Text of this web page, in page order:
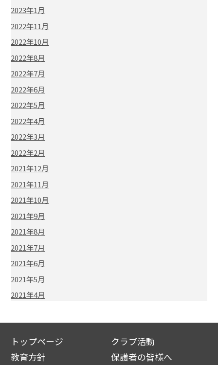
2023年1月
2022年11月
2022年10月
2022年8月
2022年7月
2022年6月
2022年5月
2022年4月
2022年3月
2022年2月
2021年12月
2021年11月
2021年10月
2021年9月
2021年8月
2021年7月
2021年6月
2021年5月
2021年4月
トップページ
教育方針
クラブ活動
保護者の皆様へ